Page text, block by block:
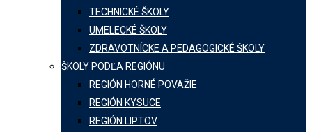
TECHNICKÉ ŠKOLY
UMELECKÉ ŠKOLY
ZDRAVOTNÍCKE A PEDAGOGICKÉ ŠKOLY
ŠKOLY PODĽA REGIÓNU
REGIÓN HORNÉ POVAŽIE
REGIÓN KYSUCE
REGIÓN LIPTOV